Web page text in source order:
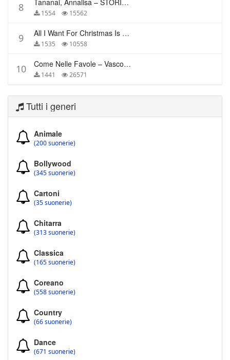
8 Tananai, Annalisa – STORIE BREVI
1554 15562
9 All I Want For Christmas Is You – Mariah Carey
1535 10558
10 Come Nelle Favole – Vasco Rossi
1441 26571
Tutti i generi
Animale
(200 suonerie)
Bollywood
(345 suonerie)
Cartoni
(35 suonerie)
Chitarra
(313 suonerie)
Classica
(165 suonerie)
Coreano
(558 suonerie)
Country
(66 suonerie)
Dance
(671 suonerie)